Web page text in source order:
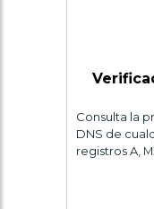
Consulta la
DNS de
registros A,